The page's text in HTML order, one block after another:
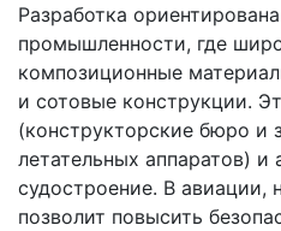
Разработка
промышленности, где
композиционные
и сотовые конструкции.
(конструкторские бюро и
летательных аппаратов)
судостроение. В авиации,
позволит повысить